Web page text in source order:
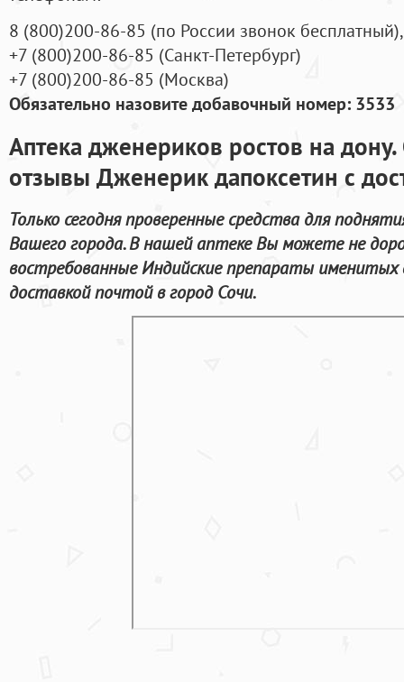
8 (800)200-86-85 (по России звонок бесплатный),
+7 (800)200-86-85 (Санкт-Петербург)
+7 (800)200-86-85 (Москва)
Обязательно назовите добавочный номер: 3533
Аптека дженериков ростов на
отзывы Дженерик дапоксетин с
Только сегодня проверенные средства для
Вашего города. В нашей аптеке Вы можете не
востребованные Индийские препараты именитых
доставкой почтой в город Сочи.